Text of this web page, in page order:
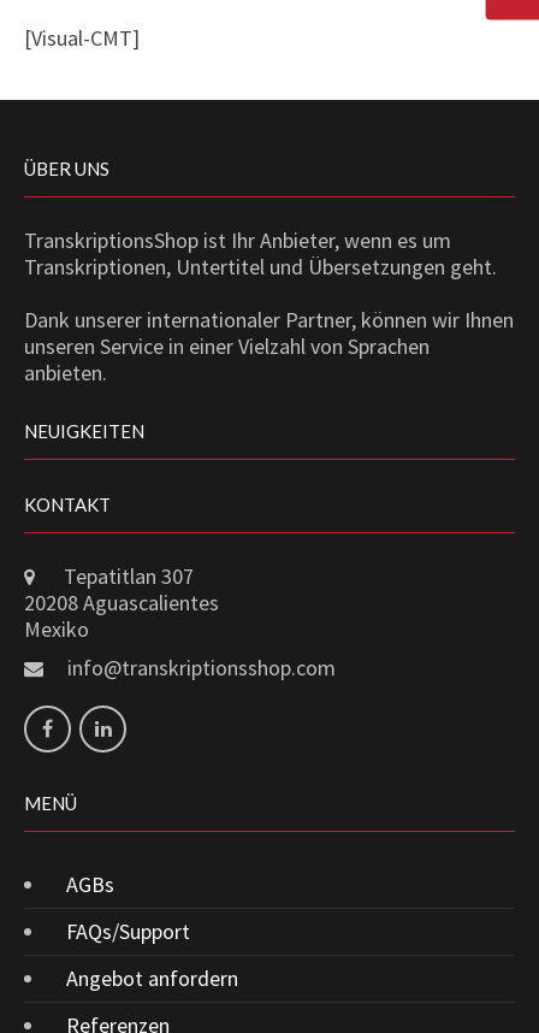
[Visual-CMT]
ÜBER UNS
TranskriptionsShop ist Ihr Anbieter, wenn es um
Transkriptionen, Untertitel und Übersetzungen geht.
Dank unserer internationaler Partner, können wir Ihnen
unseren Service in einer Vielzahl von Sprachen
anbieten.
NEUIGKEITEN
KONTAKT
Tepatitlan 307
20208 Aguascalientes
Mexiko
info@transkriptionsshop.com
MENÜ
AGBs
FAQs/Support
Angebot anfordern
Referenzen